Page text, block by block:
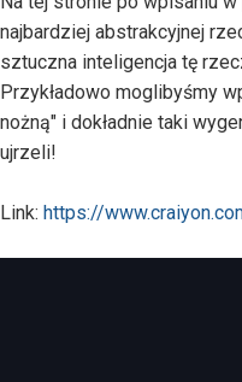
najbardziej abstrakcyjnej
sztuczna inteligencja tę
Przykładowo moglibyśmy
nożną" i dokładnie taki
ujrzeli!
Link: https://